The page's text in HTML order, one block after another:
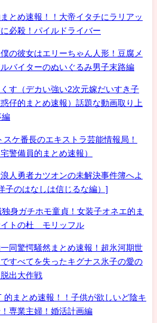
とめ速報！！大帝イタチにラリアッ
必殺！パイルドライバー
の彼女はエリーちゃん人形！豆腐メ
バイターのぬいぐるみ男子末路編
す（デカい強い2次元嫁だいすき子
仔的まとめ速報）話題な動画取り上
編
ケ番長のエキストラ芸能情報局！
警備員的まとめ速報）
人勇者カツオンの未解決事件簿へよ
子のはなしは信じるな編）]
ガチホモ童貞！女装子オネエ的ま
イトの杜 モリッフル
同驚愕騒然まとめ速報！超氷河期世
すべてを失ったキグナス氷子の愛の
出大作戦
的まとめ速報！！子供が欲しいど陰キ
専業主婦！婚活計画編